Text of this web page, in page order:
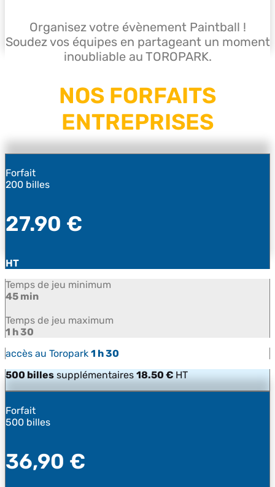
Organisez votre évènement Paintball !
Soudez vos équipes en partageant un moment
inoubliable au TOROPARK.
NOS FORFAITS
ENTREPRISES
Forfait
200 billes
27.90 €
HT
Temps de jeu minimum
45 min
Temps de jeu maximum
1 h 30
accès au Toropark 1 h 30
500 billes supplémentaires 18.50 € HT
Forfait
500 billes
36,90 €